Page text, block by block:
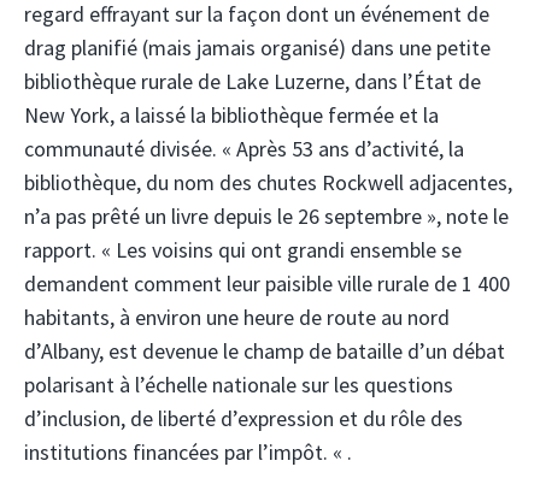
regard effrayant sur la façon dont un événement de
drag planifié (mais jamais organisé) dans une petite
bibliothèque rurale de Lake Luzerne, dans l’État de
New York, a laissé la bibliothèque fermée et la
communauté divisée. « Après 53 ans d’activité, la
bibliothèque, du nom des chutes Rockwell adjacentes,
n’a pas prêté un livre depuis le 26 septembre », note le
rapport. « Les voisins qui ont grandi ensemble se
demandent comment leur paisible ville rurale de 1 400
habitants, à environ une heure de route au nord
d’Albany, est devenue le champ de bataille d’un débat
polarisant à l’échelle nationale sur les questions
d’inclusion, de liberté d’expression et du rôle des
institutions financées par l’impôt. « .